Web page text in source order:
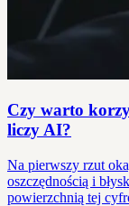
Czy warto
liczy AI?
Na pierwszy rzut
oszczędnością i
powierzchnią tej